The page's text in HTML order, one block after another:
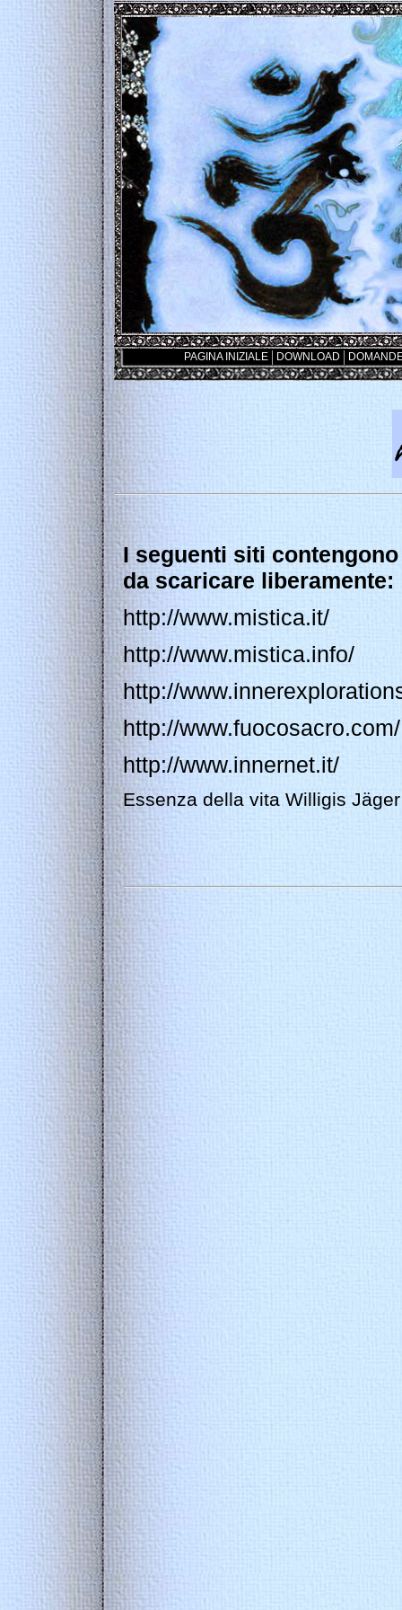
PAGINA INIZIALE DOWNLOAD
I seguenti siti
da scaricare liberamente:
http://www.mistica.it/
http://www.mistica.info/
http://
http://www.fuocosacro.com/
http://www.innernet.it/
Essenza della vita Willigis Jäger